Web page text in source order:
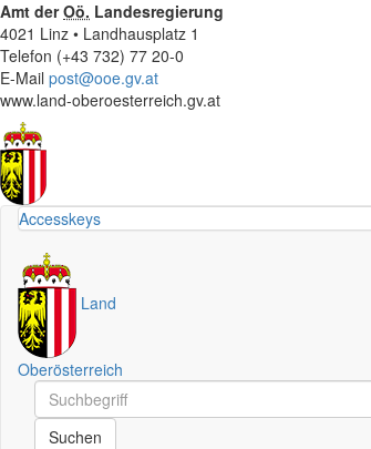
Amt derOö. Landesregierung
4021 Linz • Landhausplatz 1
Telefon (+43 732) 77 20-0
E-Mail post@ooe.gv.at
www.land-oberoesterreich.gv.at
Accesskeys
Land
Oberösterreich
Schnellsuche
Schnellsuche
Suchen